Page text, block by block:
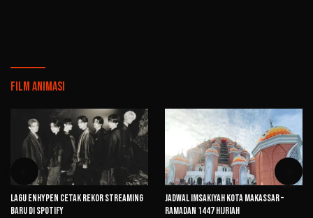
Film Animasi
Lagu ENHYPEN Cetak Rekor Streaming
Baru di Spotify
Jadwal Imsakiyah Kota Makassar –
Ramadan 1447 Hijriah